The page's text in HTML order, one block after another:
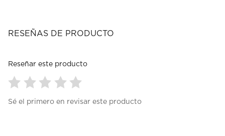
RESEÑAS DE PRODUCTO
Reseñar este producto
paraparaparaparapara
Sé el primero en revisar este producto